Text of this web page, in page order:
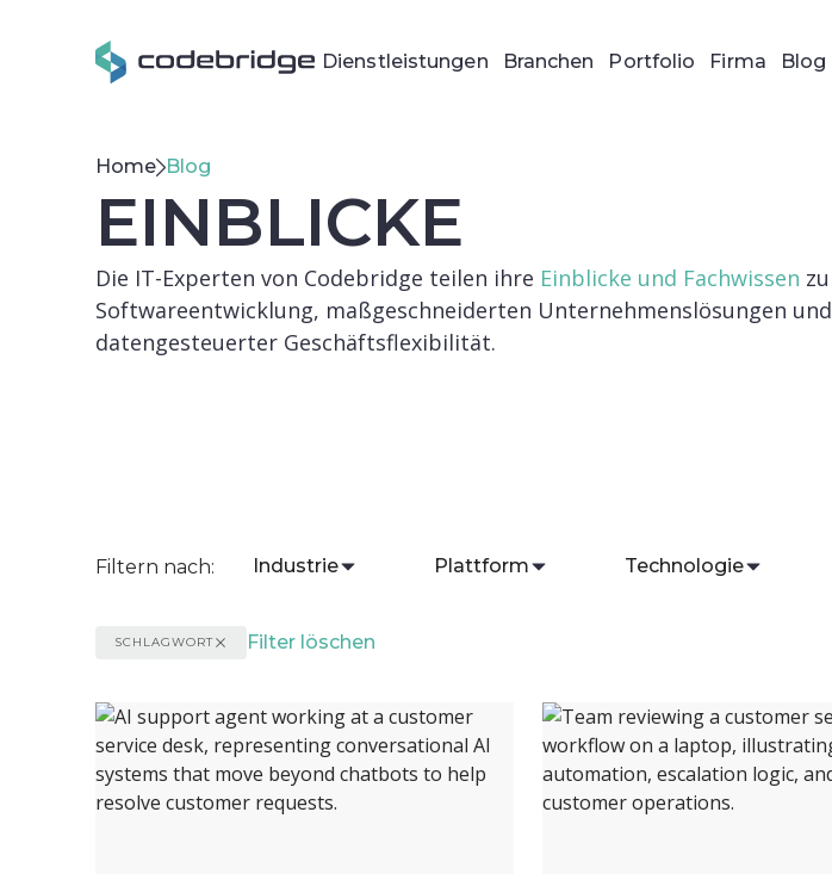
Dienstleistungen Branchen Portfolio Firma
Blog
Home Blog
EINBLICKE
Die IT-Experten von Codebridge teilen ihre Einblicke und Fachwissen zu
Softwareentwicklung, maßgeschneiderten Unternehmenslösungen und
datengesteuerter Geschäftsflexibilität.
Filtern nach: Industrie Plattform Technologie
SCHLAGWORT Filter löschen